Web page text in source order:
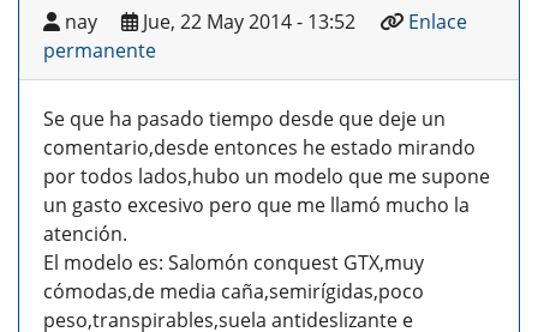
nay Jue, 22 May 2014 - 13:52
Enlace
permanente
Se que ha pasado tiempo desde que deje un
comentario,desde entonces he estado mirando
por todos lados,hubo un modelo que me supone
un gasto excesivo pero que me llamó mucho la
atención.
El modelo es: Salomón conquest GTX,muy
cómodas,de media caña,semirígidas,poco
peso,transpirables,suela antideslizante e